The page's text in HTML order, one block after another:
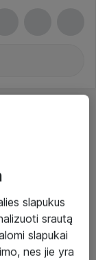
slapukus
srautą
slapukai
nes jie yra